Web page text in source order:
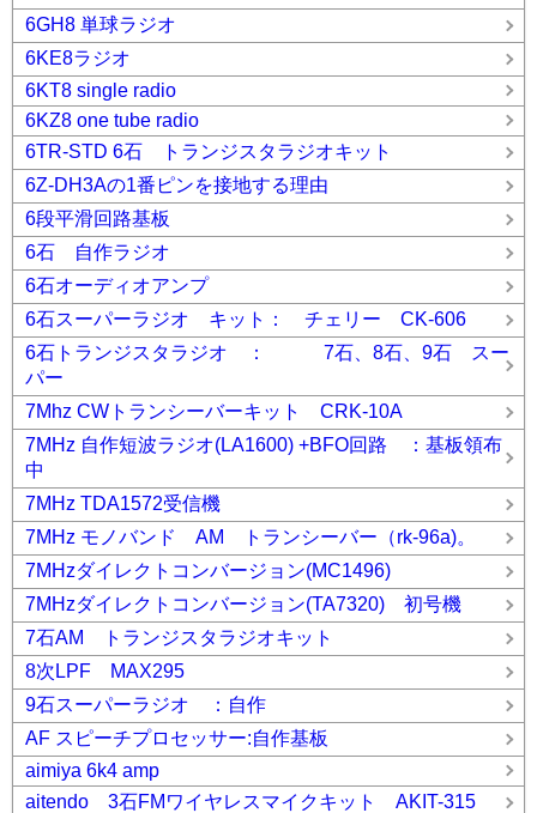
6GH8 単球ラジオ
6KE8ラジオ
6KT8 single radio
6KZ8 one tube radio
6TR-STD 6石 トランジスタラジオキット
6Z-DH3Aの1番ピンを接地する理由
6段平滑回路基板
6石 自作ラジオ
6石オーディオアンプ
6石スーパーラジオ キット： チェリー CK-606
6石トランジスタラジオ ： 7石、8石、9石 スー
パー
7Mhz CWトランシーバーキット CRK-10A
7MHz 自作短波ラジオ(LA1600) +BFO回路 ：基板領布
中
7MHz TDA1572受信機
7MHz モノバンド AM トランシーバー（rk-96a)。
7MHzダイレクトコンバージョン(MC1496)
7MHzダイレクトコンバージョン(TA7320) 初号機
7石AM トランジスタラジオキット
8次LPF MAX295
9石スーパーラジオ ：自作
AF スピーチプロセッサー:自作基板
aimiya 6k4 amp
aitendo 3石FMワイヤレスマイクキット AKIT-315